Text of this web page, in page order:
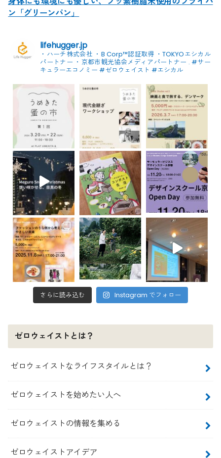
ン「グリーンパン」
lifehugger.jp
・ハーチ株式会社 ・B Corp™認証取得 ・TOKYOエシカル
パートナー ・京都市観光協会メディアパートナー . #サー
キュラーエコノミー #ゼロウェイスト #エシカル
さらに読み込む Instagram でフォロー
ゼロウェイストとは？
ゼロウェイストなライフスタイルとは？
ゼロウェイストを始めたい人へ
ゼロウェイストの情報を集める
ゼロウェイストアイデア